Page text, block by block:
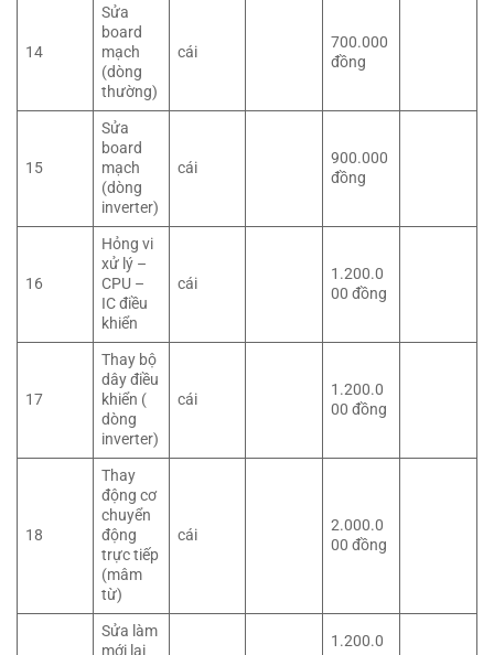
14
Sửa
board
mạch
(dòng
thường)
cái
700.000
đồng
15
Sửa
board
mạch
(dòng
inverter)
cái
900.000
đồng
16
Hỏng vi
xử lý –
CPU –
IC điều
khiển
cái
1.200.0
00 đồng
17
Thay bộ
dây điều
khiển (
dòng
inverter)
cái
1.200.0
00 đồng
18
Thay
động cơ
chuyển
động
trực tiếp
(mâm
từ)
cái
2.000.0
00 đồng
Sửa làm
1.200.0